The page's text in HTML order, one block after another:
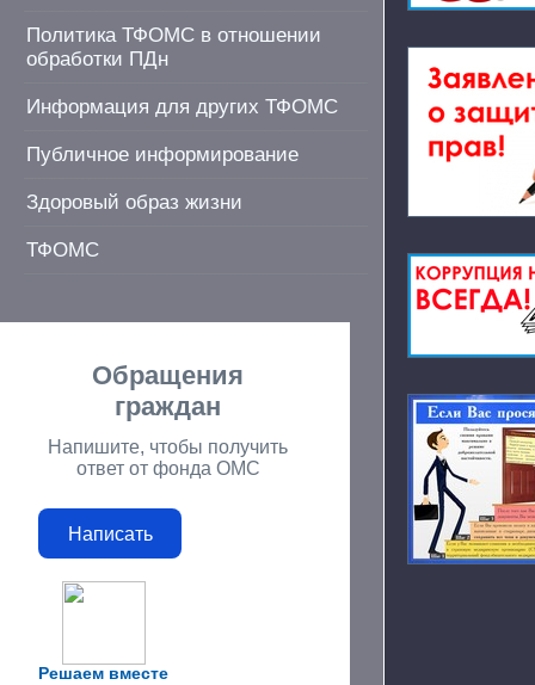
Политика ТФОМС в отношении
обработки ПДн
Информация для других ТФОМС
Публичное информирование
Здоровый образ жизни
ТФОМС
Решаем вместе
Обращения
граждан
Напишите, чтобы получить
ответ от фонда ОМС
Написать